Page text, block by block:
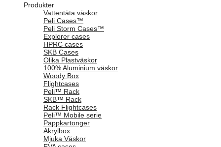
Produkter
Vattentäta väskor
Peli Cases™
Peli Storm Cases™
Explorer cases
HPRC cases
SKB Cases
Olika Plastväskor
100% Aluminium väskor
Woody Box
Flightcases
Peli™ Rack
SKB™ Rack
Rack Flightcases
Peli™ Mobile serie
Pappkartonger
Akrylbox
Mjuka Väskor